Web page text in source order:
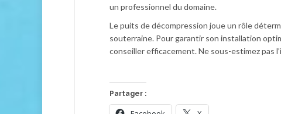
un professionnel du domaine.
Le puits de décompression joue un rôle
souterraine. Pour garantir son installation
conseiller efficacement. Ne sous-estimez pas
Partager :